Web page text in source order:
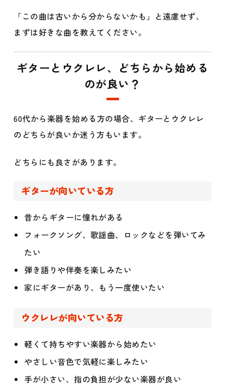
「この曲は古いから分からないかも」と遠慮せず、
まずは好きな曲を教えてください。
ギターとウクレレ、どちらから始める
のが良い？
60代から楽器を始める方の場合、ギターとウクレレ
のどちらが良いか迷う方もいます。
どちらにも良さがあります。
ギターが向いている方
昔からギターに憧れがある
フォークソング、歌謡曲、ロックなどを弾いてみ
たい
弾き語りや伴奏を楽しみたい
家にギターがあり、もう一度使いたい
ウクレレが向いている方
軽くて持ちやすい楽器から始めたい
やさしい音色で気軽に楽しみたい
手が小さい、指の負担が少ない楽器が良い